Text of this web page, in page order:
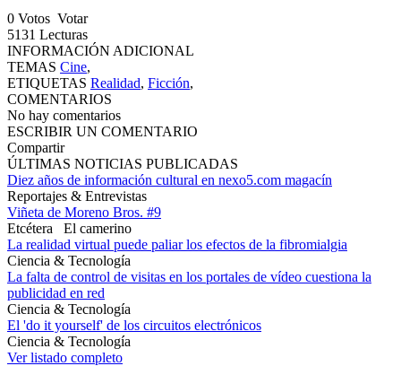
0 Votos Votar
5131 Lecturas
INFORMACIÓN ADICIONAL
TEMAS Cine,
ETIQUETAS Realidad, Ficción,
COMENTARIOS
No hay comentarios
ESCRIBIR UN COMENTARIO
Compartir
ÚLTIMAS NOTICIAS PUBLICADAS
Diez años de información cultural en nexo5.com magacín
Reportajes & Entrevistas
Viñeta de Moreno Bros. #9
Etcétera
El camerino
La realidad virtual puede paliar los efectos de la fibromialgia
Ciencia & Tecnología
La falta de control de visitas en los portales de vídeo cuestiona la
publicidad en red
Ciencia & Tecnología
El 'do it yourself' de los circuitos electrónicos
Ciencia & Tecnología
Ver listado completo